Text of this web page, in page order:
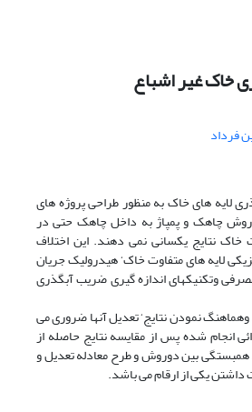
خاک غیر اشباع
فرداد
لایه های خاک به منظور طراحی پروژه های
روش چاهک و پمپاژ به داخل چاهک حتی در
خاک نتایج یکسانی نمی دهند. این اختلاف
لایه های متفاوت خاک‘ هیدرولیک جریان
وتکنیکهای اندازه گیری ضریب آبگذری
نمودن نتایج‘ تعدیل آنها ضروری می
انجام شده پس از مقایسه نتایج حاصله از
همبستگی بین دوروش و طرح معادله تعدیل و
یکی از ارقام می باشد.